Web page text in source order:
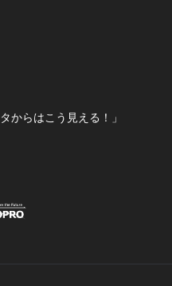
からはこう見える！」